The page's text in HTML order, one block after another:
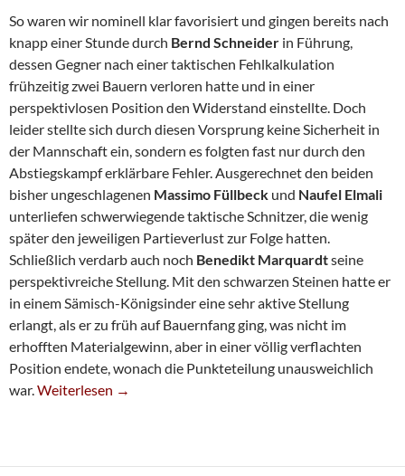
So waren wir nominell klar favorisiert und gingen bereits nach
knapp einer Stunde durch Bernd Schneider in Führung,
dessen Gegner nach einer taktischen Fehlkalkulation
frühzeitig zwei Bauern verloren hatte und in einer
perspektivlosen Position den Widerstand einstellte. Doch
leider stellte sich durch diesen Vorsprung keine Sicherheit in
der Mannschaft ein, sondern es folgten fast nur durch den
Abstiegskampf erklärbare Fehler. Ausgerechnet den beiden
bisher ungeschlagenen Massimo Füllbeck und Naufel Elmali
unterliefen schwerwiegende taktische Schnitzer, die wenig
später den jeweiligen Partieverlust zur Folge hatten.
Schließlich verdarb auch noch Benedikt Marquardtseine
perspektivreiche Stellung. Mit den schwarzen Steinen hatte er
in einem Sämisch-Königsinder eine sehr aktive Stellung
erlangt, als er zu früh auf Bauernfang ging, was nicht im
erhofften Materialgewinn, aber in einer völlig verflachten
Position endete, wonach die Punkteteilung unausweichlich
war.Dritte Siegt Im »Vier-Punkte-Spiel«
Weiterlesen →